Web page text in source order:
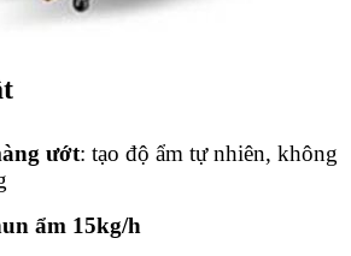
ướt: tạo độ ẩm tự nhiên, không
ẩm 15kg/h